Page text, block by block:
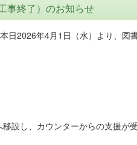
事終了）のお知らせ
日2026年4月1日（水）より、図
設し、カウンターからの支援が